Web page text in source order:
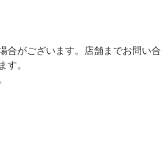
合がございます。店舗までお問い
す。